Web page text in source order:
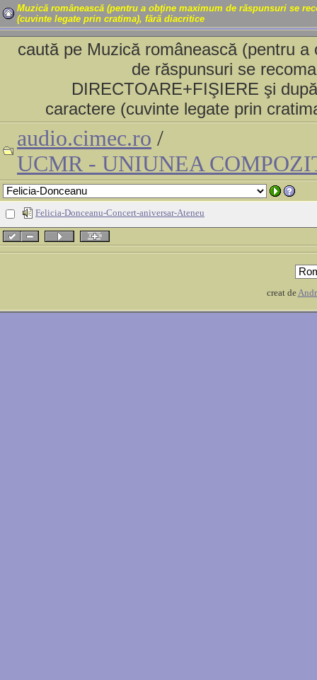
Muzică românească (pentru a obţine maximum de răspunsuri se
(cuvinte legate prin cratima), fără diacritice
caută pe Muzică românească (pentru a
de răspunsuri se
DIRECTOARE+FIŞIERE şi
caractere (cuvinte legate prin
audio.cimec.ro /
UCMR - UNIUNEA
Felicia-Donceanu-Concert-aniversar-Ateneu
creat de